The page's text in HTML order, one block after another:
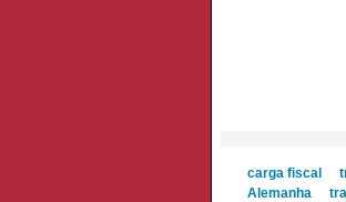
carga fiscal
Alemanha